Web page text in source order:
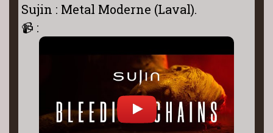
Sujin : Metal Moderne (Laval).
📹 :